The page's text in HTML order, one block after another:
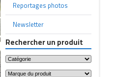
Reportages photos
Newsletter
Rechercher un produit